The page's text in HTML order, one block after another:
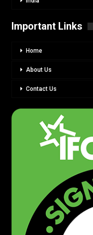
Important Links
Home
About Us
Contact Us